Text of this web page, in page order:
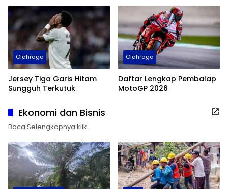
Olahraga
Jersey Tiga Garis Hitam
Sungguh Terkutuk
Olahraga
Daftar Lengkap Pembalap
MotoGP 2026
Ekonomi dan Bisnis
Baca Selengkapnya klik